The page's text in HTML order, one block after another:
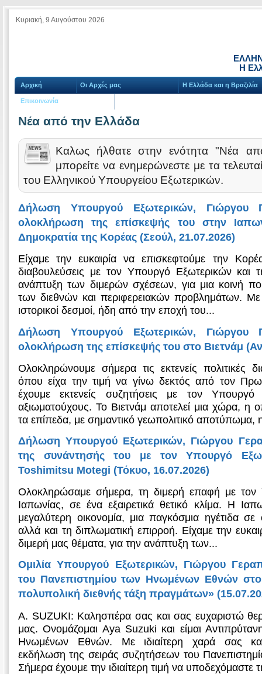
Κυριακή, 9 Αυγούστου 2026
Η
Αρχική Οι Αρχές μας Η Ελλάδα και η Βραζιλία
Επικοινωνία
Νέα από την Ελλάδα
Καλως ήλθατε στην ενότητα "Νέα
μπορείτε να ενημερώνεστε με τα
του Ελληνικού Υπουργείου Εξωτερικών.
Δήλωση Υπουργού Εξωτερικών, Γιώργου
ολοκλήρωση της επίσκεψής του στην
Δημοκρατία της Κορέας (Σεούλ, 21.07.2026)
Είχαμε την ευκαιρία να επισκεφτούμε την
διαβουλεύσεις με τον Υπουργό Εξωτερικών και
ανάπτυξη των διμερών σχέσεων, για μια κοινή
των διεθνών και περιφερειακών προβλημάτων.
ιστορικοί δεσμοί, ήδη από την εποχή του...
Δήλωση Υπουργού Εξωτερικών, Γιώργου
ολοκλήρωση της επίσκεψής του στο Βιετνάμ
Ολοκληρώνουμε σήμερα τις εκτενείς πολιτικές
όπου είχα την τιμή να γίνω δεκτός από τον
έχουμε εκτενείς συζητήσεις με τον
αξιωματούχους. Το Βιετνάμ αποτελεί μια χώρα, η
τα επίπεδα, με σημαντικό γεωπολιτικό αποτύπωμα,
Δήλωση Υπουργού Εξωτερικών, Γιώργου
της συνάντησής του με τον Υπουργό
Toshimitsu Motegi (Τόκυο, 16.07.2026)
Ολοκληρώσαμε σήμερα, τη διμερή επαφή με τον
Ιαπωνίας, σε ένα εξαιρετικά θετικό κλίμα. Η
μεγαλύτερη οικονομία, μια παγκόσμια ηγέτιδα
αλλά και τη διπλωματική επιρροή. Είχαμε την
διμερή μας θέματα, για την ανάπτυξη των...
Ομιλία Υπουργού Εξωτερικών, Γιώργου
του Πανεπιστημίου των Ηνωμένων Εθνών
πολυπολική διεθνής τάξη πραγμάτων»
Α. SUZUKI: Καλησπέρα σας και σας ευχαριστώ
μας. Ονομάζομαι Aya Suzuki και είμαι
Ηνωμένων Εθνών. Με ιδιαίτερη χαρά σας
εκδήλωση της σειράς συζητήσεων του
Σήμερα έχουμε την ιδιαίτερη τιμή να υποδεχόμαστε